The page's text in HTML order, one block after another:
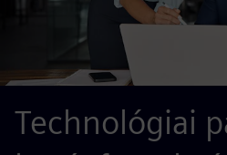
Technológiai